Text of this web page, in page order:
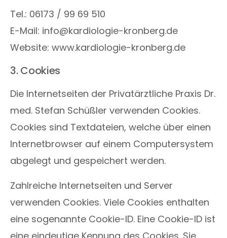
Tel.: 06173 / 99 69 510
E-Mail: info@kardiologie-kronberg.de
Website: www.kardiologie-kronberg.de
3. Cookies
Die Internetseiten der Privatärztliche Praxis Dr.
med. Stefan Schüßler verwenden Cookies.
Cookies sind Textdateien, welche über einen
Internetbrowser auf einem Computersystem
abgelegt und gespeichert werden.
Zahlreiche Internetseiten und Server
verwenden Cookies. Viele Cookies enthalten
eine sogenannte Cookie-ID. Eine Cookie-ID ist